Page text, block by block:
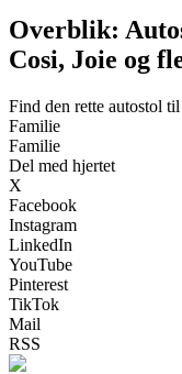
Overblik:
Cosi, Joie og
Find den rette autostol
Familie
Familie
Del med hjertet
X
Facebook
Instagram
LinkedIn
YouTube
Pinterest
TikTok
Mail
RSS